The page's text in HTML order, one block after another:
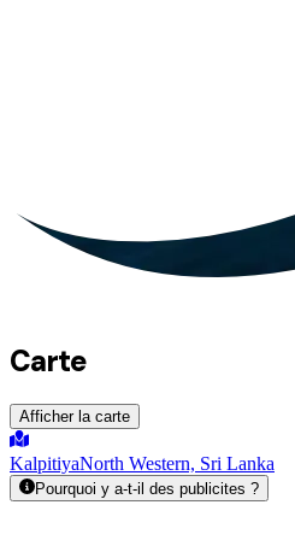
Carte
Afficher la carte
KalpitiyaNorth Western, Sri Lanka
Pourquoi y a-t-il des publicites ?